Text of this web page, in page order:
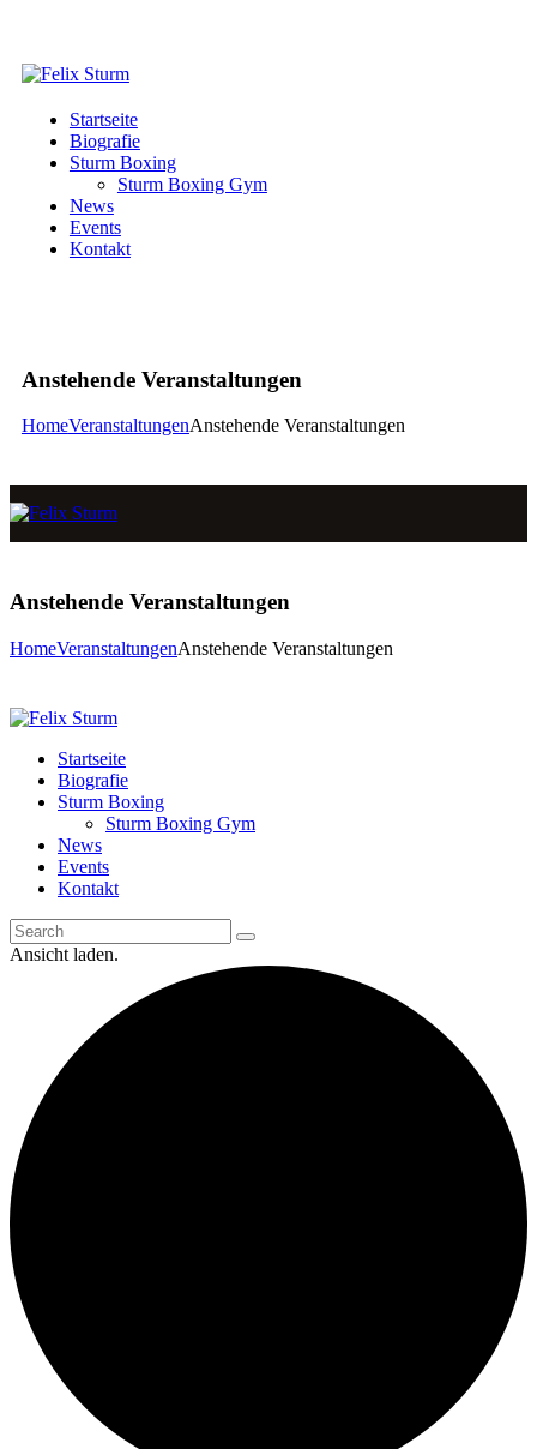
Startseite
Biografie
Sturm Boxing
Sturm Boxing Gym
News
Events
Kontakt
Anstehende Veranstaltungen
HomeVeranstaltungenAnstehende Veranstaltungen
Anstehende Veranstaltungen
HomeVeranstaltungenAnstehende Veranstaltungen
Startseite
Biografie
Sturm Boxing
Sturm Boxing Gym
News
Events
Kontakt
Ansicht laden.